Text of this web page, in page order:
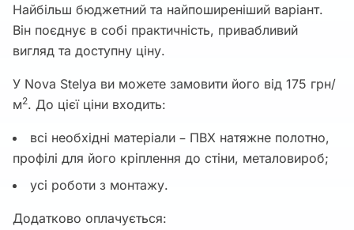
Найбільш бюджетний та найпоширеніший варіант.
Він поєднує в собі практичність, привабливий
вигляд та доступну ціну.
У Nova Stelya ви можете замовити його від 175 грн/
м2. До цієї ціни входить:
всі необхідні матеріали – ПВХ натяжне полотно,
профілі для його кріплення до стіни, металовироб;
усі роботи з монтажу.
Додатково оплачується: